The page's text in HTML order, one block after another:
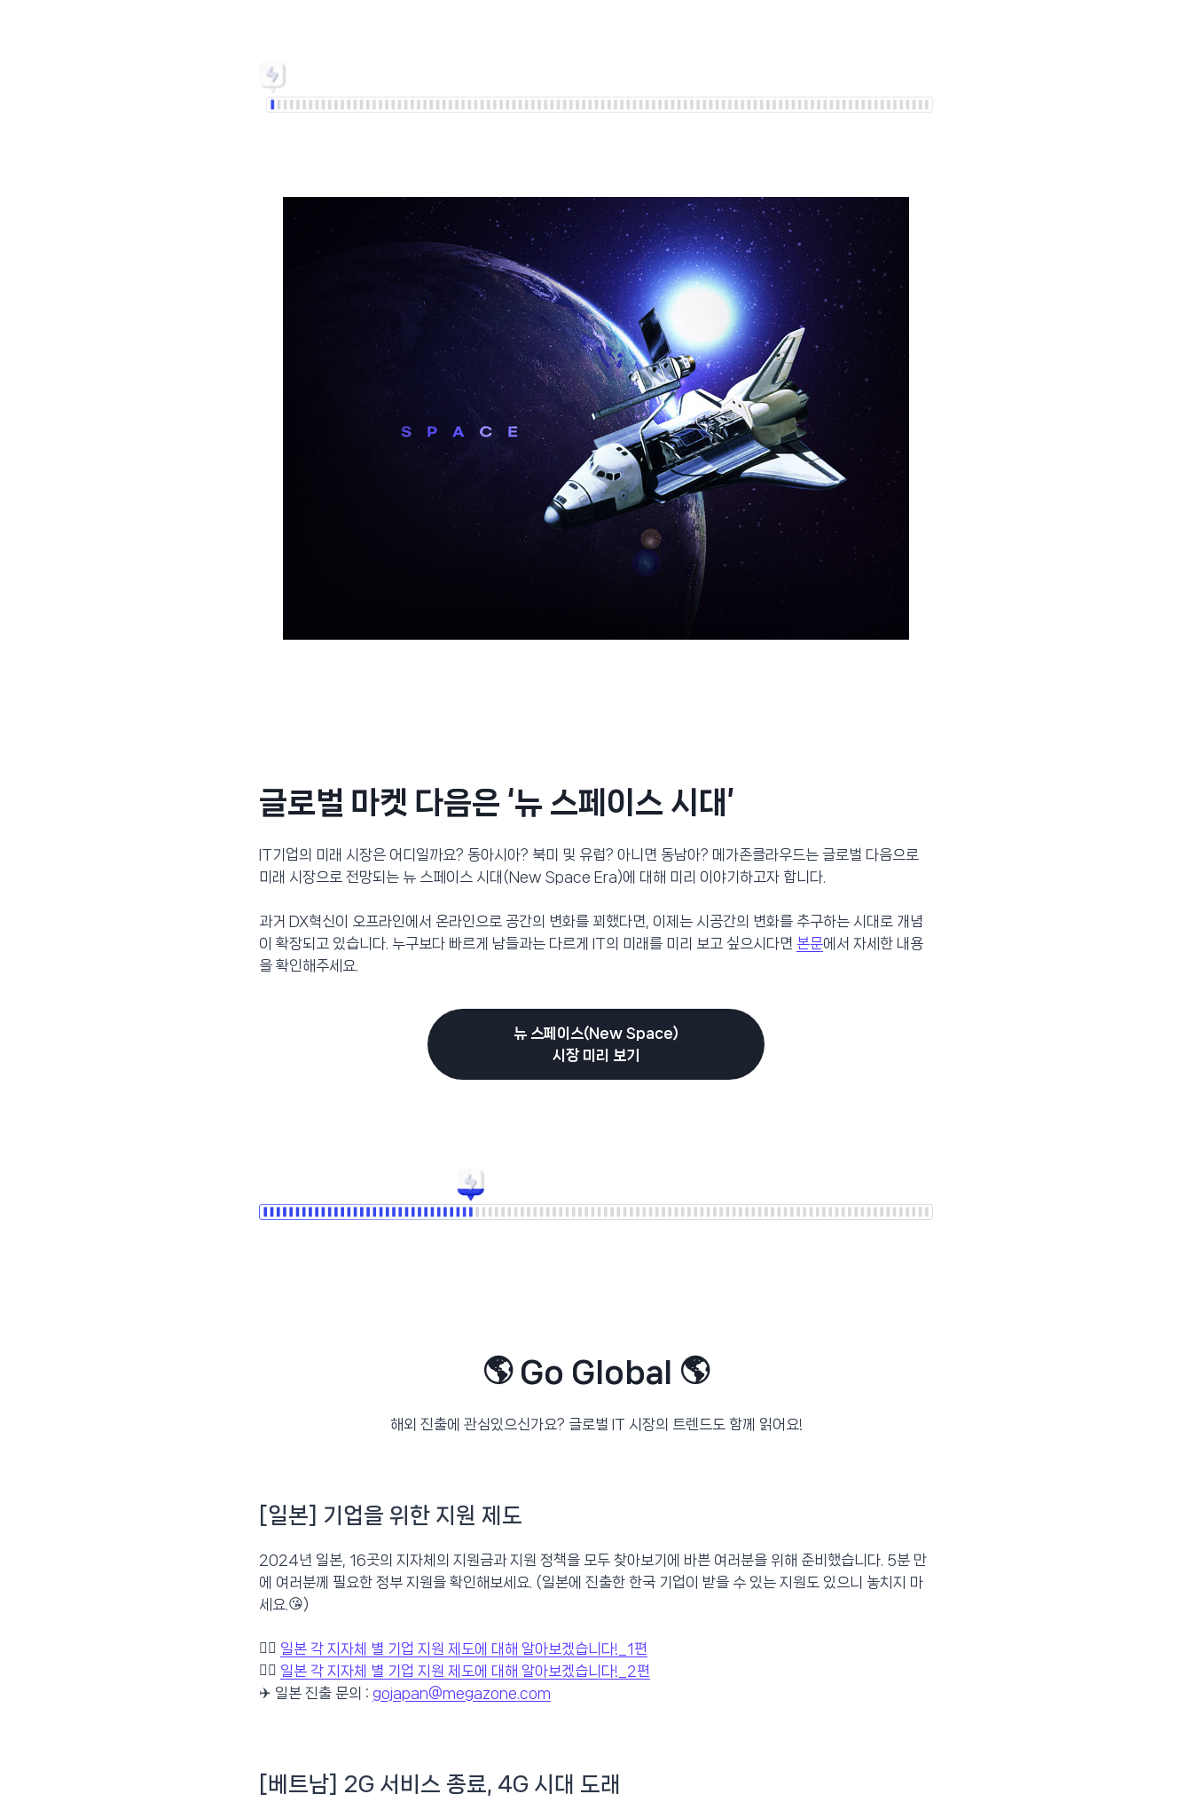
글로벌 마켓 다음은 ‘뉴 스페이스 시대’
IT기업의 미래 시장은 어디일까요? 동아시아? 북미 및 유럽? 아니면 동남아? 메가존클라우드는 글로벌 다음으로
미래 시장으로 전망되는 뉴 스페이스 시대(New Space Era)에 대해 미리 이야기하고자 합니다.
과거 DX혁신이 오프라인에서 온라인으로 공간의 변화를 꾀했다면, 이제는 시공간의 변화를 추구하는 시대로 개념
이 확장되고 있습니다. 누구보다 빠르게 남들과는 다르게 IT의 미래를 미리 보고 싶으시다면 본문에서 자세한 내용
을 확인해주세요.
뉴 스페이스(New Space)
시장 미리 보기
🌎 Go Global 🌎
해외 진출에 관심있으신가요? 글로벌 IT 시장의 트렌드도 함께 읽어요!
[일본] 기업을 위한 지원 제도
2024년 일본, 16곳의 지자체의 지원금과 지원 정책을 모두 찾아보기에 바쁜 여러분을 위해 준비했습니다. 5분 만
에 여러분께 필요한 정부 지원을 확인해보세요. (일본에 진출한 한국 기업이 받을 수 있는 지원도 있으니 놓치지 마
세요.😘)
👉🏻 일본 각 지자체 별 기업 지원 제도에 대해 알아보겠습니다!_1편
👉🏻 일본 각 지자체 별 기업 지원 제도에 대해 알아보겠습니다!_2편
✈️ 일본 진출 문의 : gojapan@megazone.com
[베트남] 2G 서비스 종료, 4G 시대 도래